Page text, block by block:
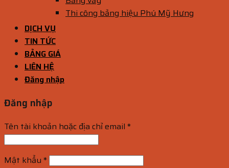
Thi công bảng hiệu Phú Mỹ Hưng
DỊCH VỤ
TIN TỨC
BẢNG GIÁ
LIÊN HỆ
Đăng nhập
Đăng nhập
Tên tài khoản hoặc địa chỉ email *
Mật khẩu *